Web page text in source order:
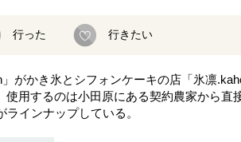
行った 行きたい
がかき氷とシフォンケーキの店「氷凛
用するのは小田原にある契約農家から直
インナップしている。